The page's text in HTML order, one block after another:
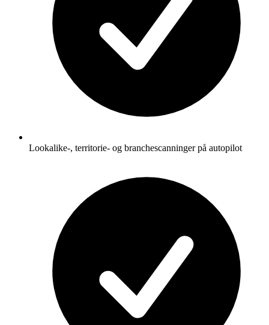
Lookalike-, territorie- og branchescanninger på autopilot